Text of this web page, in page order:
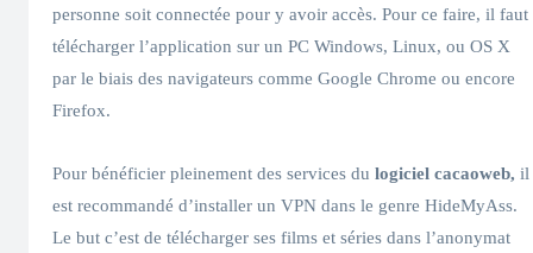
personne soit connectée pour y avoir accès. Pour ce faire, il faut
télécharger l’application sur un PC Windows, Linux, ou OS X
par le biais des navigateurs comme Google Chrome ou encore
Firefox.
Pour bénéficier pleinement des services du logiciel cacaoweb, il
est recommandé d’installer un VPN dans le genre HideMyAss.
Le but c’est de télécharger ses films et séries dans l’anonymat